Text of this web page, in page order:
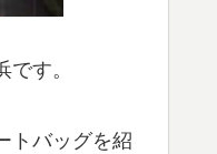
す。
トバッグを紹